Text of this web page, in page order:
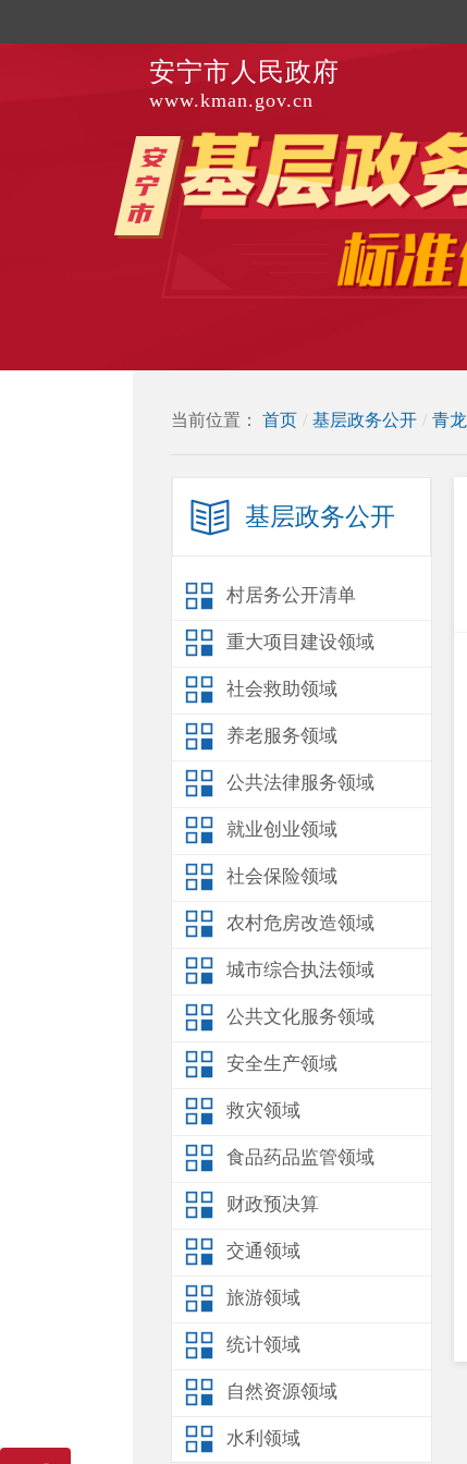
安宁市人民政府
www.kman.gov.cn
当前位置： 首页 / 基层政务公开 / 青龙
基层政务公开
村居务公开清单
重大项目建设领域
社会救助领域
养老服务领域
公共法律服务领域
就业创业领域
社会保险领域
农村危房改造领域
城市综合执法领域
公共文化服务领域
安全生产领域
救灾领域
食品药品监管领域
财政预决算
交通领域
旅游领域
统计领域
自然资源领域
水利领域